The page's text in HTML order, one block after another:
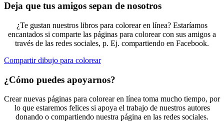
Deja que tus amigos sepan de nosotros
¿Te gustan nuestros libros para colorear en línea? Estaríamos
encantados si comparte las páginas para colorear con sus amigos a
través de las redes sociales, p. Ej. compartiendo en Facebook.
Compartir dibujo para colorear
¿Cómo puedes apoyarnos?
Crear nuevas páginas para colorear en línea toma mucho tiempo, por
lo que estaremos felices si apoya el trabajo de nuestros autores
donando o compartiendo nuestra página en las redes sociales.